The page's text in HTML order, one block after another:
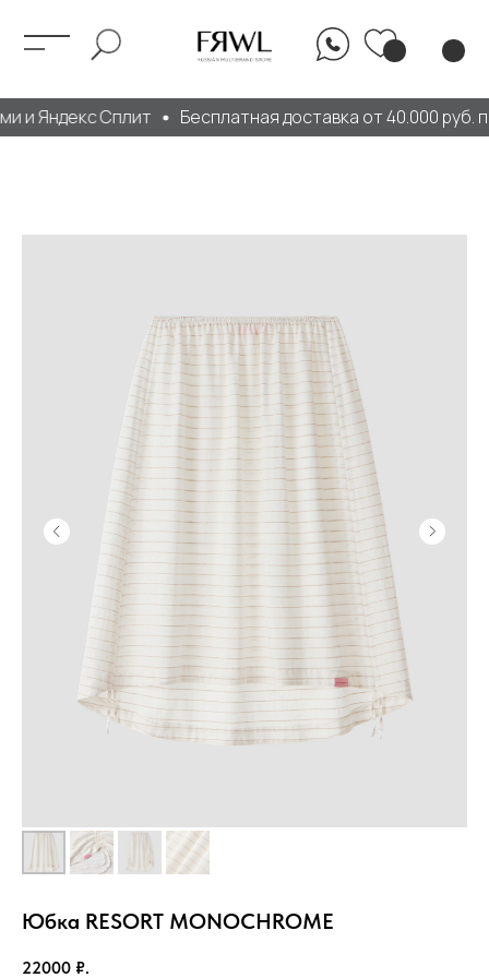
и Яндекс Сплит Бесплатная доставка от 40.000 руб.
Юбка RESORT MONOCHROME
22000 ₽.